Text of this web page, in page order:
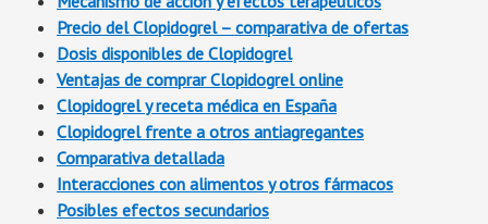
Precio del Clopidogrel – comparativa de ofertas
Dosis disponibles de Clopidogrel
Ventajas de comprar Clopidogrel online
Clopidogrel y receta médica en España
Clopidogrel frente a otros antiagregantes
Comparativa detallada
Interacciones con alimentos y otros fármacos
Posibles efectos secundarios